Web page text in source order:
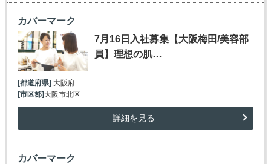
カバーマーク
7月16日入社募集【大阪梅田/美容部
員】理想の肌…
[都道府県] 大阪府
[市区郡] 大阪市北区
詳細を見る
カバーマーク